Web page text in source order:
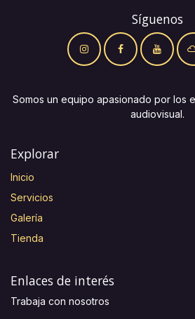
Síguenos
Somos un equipo apasionado por los
audiovisual.
Explorar
Inicio
Servicios
Galería
Tienda
Enlaces de interés
Trabaja con nosotros